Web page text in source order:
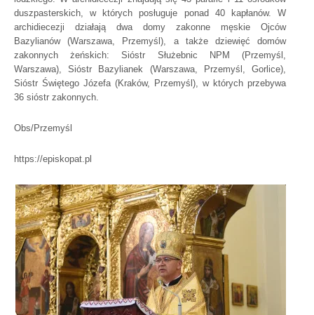
duszpasterskich, w których posługuje ponad 40 kapłanów. W
archidiecezji działają dwa domy zakonne męskie Ojców
Bazylianów (Warszawa, Przemyśl), a także dziewięć domów
zakonnych żeńskich: Sióstr Służebnic NPM (Przemyśl,
Warszawa), Sióstr Bazylianek (Warszawa, Przemyśl, Gorlice),
Sióstr Świętego Józefa (Kraków, Przemyśl), w których przebywa
36 sióstr zakonnych.
Obs/Przemyśl
https://episkopat.pl